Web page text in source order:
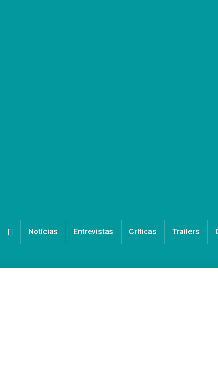
Notícias Entrevistas Críticas Trailers